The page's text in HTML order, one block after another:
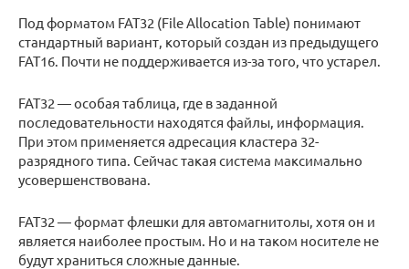
Под форматом FAT32 (File Allocation Table) понимают
стандартный вариант, который создан из предыдущего
FAT16. Почти не поддерживается из-за того, что устарел.
FAT32 — особая таблица, где в заданной
последовательности находятся файлы, информация.
При этом применяется адресация кластера 32-
разрядного типа. Сейчас такая система максимально
усовершенствована.
FAT32 — формат флешки для автомагнитолы, хотя он и
является наиболее простым. Но и на таком носителе не
будут храниться сложные данные.